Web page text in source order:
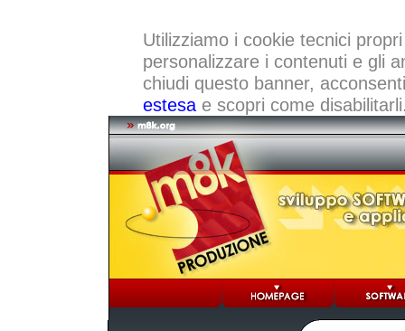
Utilizziamo i cookie tecnici
personalizzare i contenuti e gli
chiudi questo banner,
estesae scopri come